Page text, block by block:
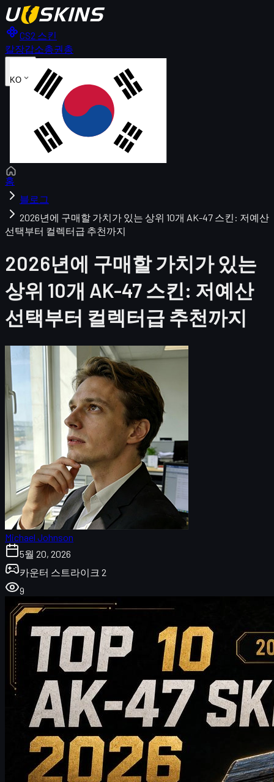
CS2 스킨
칼장갑소총권총
KO
홈
블로그
2026년에 구매할 가치가 있는 상위 10개 AK-47 스킨: 저예산
선택부터 컬렉터급 추천까지
2026년에 구매할 가치가 있는
상위 10개 AK-47 스킨: 저예산
선택부터 컬렉터급 추천까지
Michael Johnson
5월 20, 2026
카운터 스트라이크 2
9